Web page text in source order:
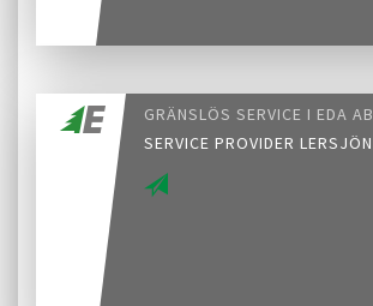
GRÄNSLÖS SERVICE I EDA AB
SERVICE PROVIDER LERSJÖN